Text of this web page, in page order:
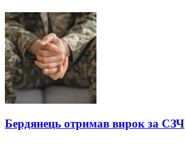
Бердянець отримав вирок за СЗЧ